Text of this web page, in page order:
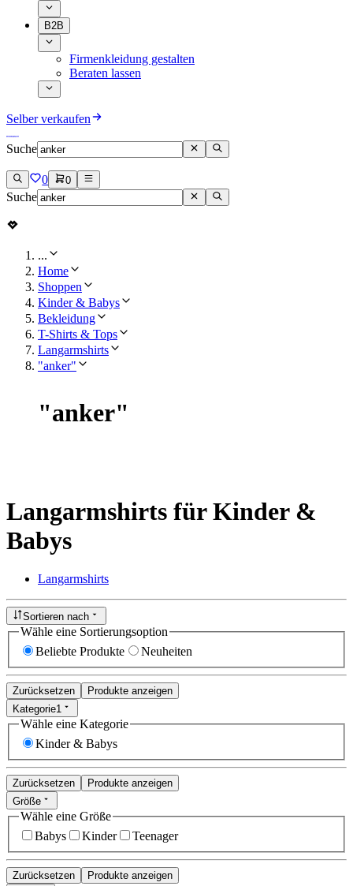
B2B
Firmenkleidung gestalten
Beraten lassen
Selber verkaufen
Suche
0 0
Suche
...
Home
Shoppen
Kinder & Babys
Bekleidung
T-Shirts & Tops
Langarmshirts
"anker"
"anker"
Langarmshirts für Kinder &
Babys
Langarmshirts
Sortieren nach
Wähle eine Sortierungsoption
Beliebte Produkte
Neuheiten
Zurücksetzen
Produkte anzeigen
Kategorie1
Wähle eine Kategorie
Kinder & Babys
Zurücksetzen
Produkte anzeigen
Größe
Wähle eine Größe
Babys
Kinder Teenager
Zurücksetzen Produkte anzeigen